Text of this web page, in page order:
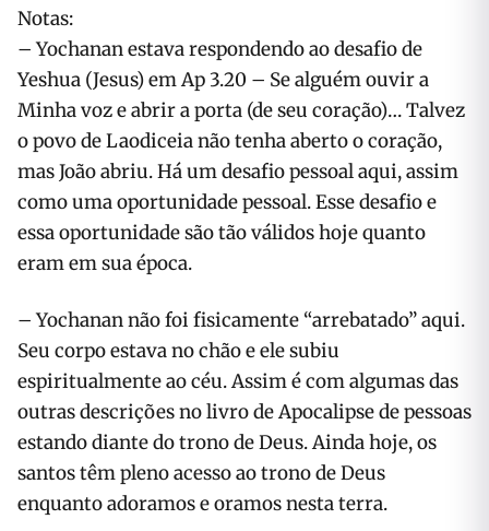
Notas:
– Yochanan estava respondendo ao desafio de
Yeshua (Jesus) em Ap 3.20 – Se alguém ouvir a
Minha voz e abrir a porta (de seu coração)… Talvez
o povo de Laodiceia não tenha aberto o coração,
mas João abriu. Há um desafio pessoal aqui, assim
como uma oportunidade pessoal. Esse desafio e
essa oportunidade são tão válidos hoje quanto
eram em sua época.
– Yochanan não foi fisicamente “arrebatado” aqui.
Seu corpo estava no chão e ele subiu
espiritualmente ao céu. Assim é com algumas das
outras descrições no livro de Apocalipse de pessoas
estando diante do trono de Deus. Ainda hoje, os
santos têm pleno acesso ao trono de Deus
enquanto adoramos e oramos nesta terra.